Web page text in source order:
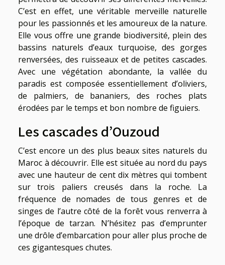
C’est en effet, une véritable merveille naturelle
pour les passionnés et les amoureux de la nature.
Elle vous offre une grande biodiversité, plein des
bassins naturels d’eaux turquoise, des gorges
renversées, des ruisseaux et de petites cascades.
Avec une végétation abondante, la vallée du
paradis est composée essentiellement d’oliviers,
de palmiers, de bananiers, des roches plats
érodées par le temps et bon nombre de figuiers.
Les cascades d’Ouzoud
C’est encore un des plus beaux sites naturels du
Maroc à découvrir. Elle est située au nord du pays
avec une hauteur de cent dix mètres qui tombent
sur trois paliers creusés dans la roche. La
fréquence de nomades de tous genres et de
singes de l’autre côté de la forêt vous renverra à
l’époque de tarzan. N’hésitez pas d’emprunter
une drôle d’embarcation pour aller plus proche de
ces gigantesques chutes.